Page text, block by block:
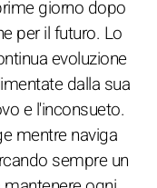
giorno dopo
per il futuro. Lo
evoluzione
dalla sua
e l'inconsueto.
mentre naviga
sempre un